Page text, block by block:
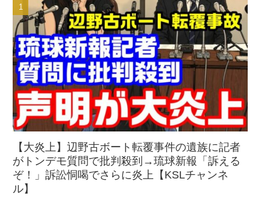
【大炎上】辺野古ボート転覆事件の遺族に記者
がトンデモ質問で批判殺到→琉球新報「訴える
ぞ！」訴訟恫喝でさらに炎上【KSLチャンネ
ル】